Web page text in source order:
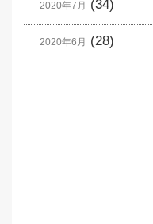
2020年7月 (34)
2020年6月 (28)